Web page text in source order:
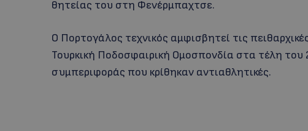
θητείας του στη Φενέρμπαχτσε.
Ο Πορτογάλος τεχνικός αμφισβητεί τις
Τουρκική Ποδοσφαιρική Ομοσπονδία στα τέλη του
συμπεριφοράς που κρίθηκαν αντιαθλητικές.